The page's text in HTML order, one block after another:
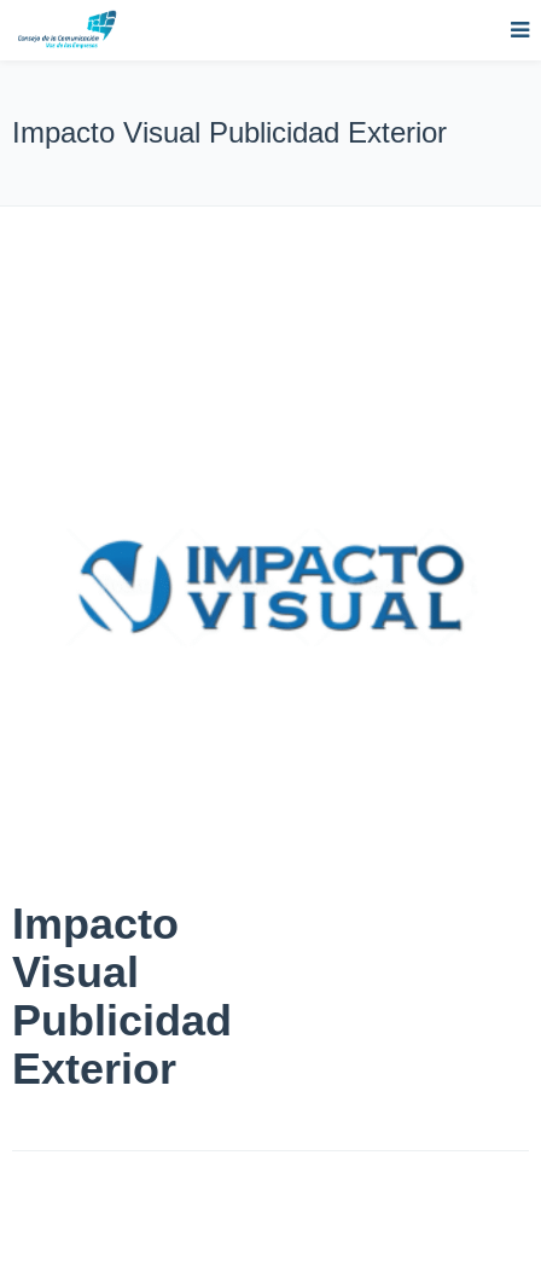
Impacto Visual Publicidad Exterior
Impacto
Visual
Publicidad
Exterior